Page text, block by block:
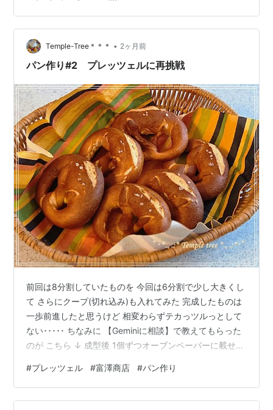
と混ぜ合わせたら水を加え、火にかけて溶かします。
徐々に固まり・・・ 白い色がだんだん透明になってい
き、混ぜているうちに粘りもでてきて・・・ 容器にいれ
て冷やしたらできあがり～ なるほど 作りやすいし、これ
はおいしい！ 弾力もありぷ…
Temple-Tree＊＊＊ • 2ヶ月前
パン作り#2 プレッツェルに再挑戦
前回は8分割していたものを 今回は6分割で少し大きくし
て さらにクープ(切れ込み)も入れてみた 完成したものは
一歩前進したと思うけど 相変わらずテカっツルっとして
ない･････ ちなみに 【Geminiに相談】で教えてもらった
のが こちら ↓ 成型後 1個ずつオーブンペーパーに載せた
を扱いやすくしてから ラウゲン液(重曹水)に通すと 凄く
作業がスムーズに！ 納得できるカタチになるまで 何度も
挑戦しよう意気込んでいたのに 肝心の重曹が１回で足り
#プレッツェル #富澤商店 #パン作り